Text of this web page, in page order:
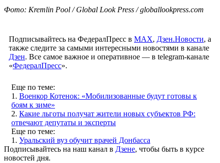
Фото: Kremlin Pool / Global Look Press / globallookpress.com
Подписывайтесь на ФедералПресс в МАХ, Дзен.Новости, а
также следите за самыми интересными новостями в канале
Дзен. Все самое важное и оперативное — в telegram-канале
«ФедералПресс».
Еще по теме:
1. Военкор Котенок: «Мобилизованные будут готовы к
боям к зиме»
2. Какие льготы получат жители новых субъектов РФ:
отвечают депутаты и эксперты
Еще по теме:
1. Уральский вуз обучит врачей Донбасса
Подписывайтесь на наш канал в Дзене, чтобы быть в курсе
новостей дня.